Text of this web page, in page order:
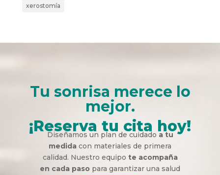
xerostomía
Tu sonrisa merece lo
mejor.
¡Reserva tu cita hoy!
Diseñamos un plan de cuidado a tu
medida con materiales de primera
calidad. Nuestro equipo te acompaña
en cada paso para garantizar una salud